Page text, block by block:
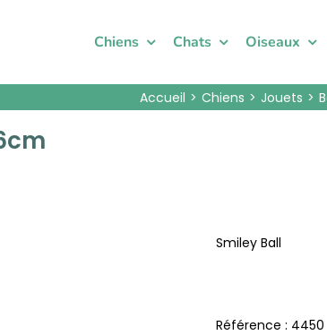
Chiens Chats Oiseaux
Accueil Chiens Jouets
Smiley Ball
Référence : 4450